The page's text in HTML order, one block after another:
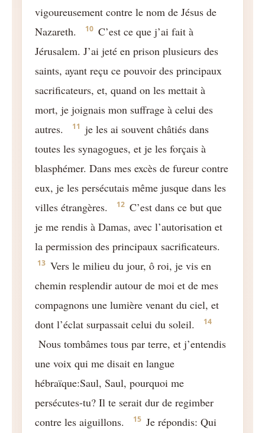
vigoureusement contre le nom de Jésus de
Nazareth.
10 C’est ce que j’ai fait à
Jérusalem. J’ai jeté en prison plusieurs des
saints, ayant reçu ce pouvoir des principaux
sacrificateurs, et, quand on les mettait à
mort, je joignais mon suffrage à celui des
autres.
11 je les ai souvent châtiés dans
toutes les synagogues, et je les forçais à
blasphémer. Dans mes excès de fureur contre
eux, je les persécutais même jusque dans les
villes étrangères.
12 C’est dans ce but que
je me rendis à Damas, avec l’autorisation et
la permission des principaux sacrificateurs.
13 Vers le milieu du jour, ô roi, je vis en
chemin resplendir autour de moi et de mes
compagnons une lumière venant du ciel, et
dont l’éclat surpassait celui du soleil.
14
Nous tombâmes tous par terre, et j’entendis
une voix qui me disait en langue
hébraïque:Saul, Saul, pourquoi me
persécutes-tu? Il te serait dur de regimber
contre les aiguillons.
15 Je répondis: Qui